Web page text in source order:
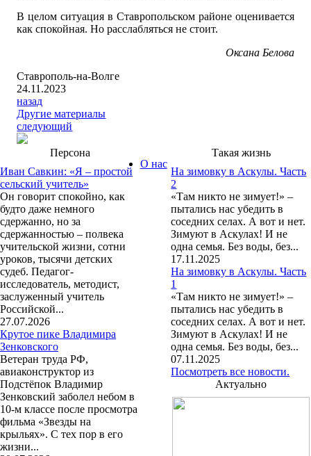
В целом ситуация в Ставропольском районе оценивается
как спокойная. Но расслабляться не стоит.
Оксана Белова
Ставрополь-на-Волге
24.11.2023
назад
Другие материалы
следующий
Персона
Иван Савкин: «Я – простой
сельский учитель»
Он говорит спокойно, как
будто даже немного
сдержанно, но за
сдержанностью – полвека
учительской жизни, сотни
уроков, тысячи детских
судеб. Педагог-
исследователь, методист,
заслуженный учитель
Российской...
27.07.2026
Крутое пике Владимира
Зенковского
Ветеран труда РФ,
авиаконструктор из
Подстёпок Владимир
Зенковский заболел небом в
10-м классе после просмотра
фильма «Звезды на
крыльях». С тех пор в его
жизни...
Такая жизнь
На зимовку в Аскулы. Часть
2
«Там никто не зимует!» –
пытались нас убедить в
соседних селах. А вот и нет.
Зимуют в Аскулах! И не
одна семья. Без воды, без...
17.11.2025
На зимовку в Аскулы. Часть
1
«Там никто не зимует!» –
пытались нас убедить в
соседних селах. А вот и нет.
Зимуют в Аскулах! И не
одна семья. Без воды, без...
07.11.2025
Посмотреть все новости.
Актуально
О нас